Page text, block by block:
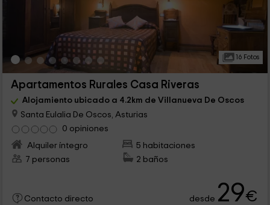
16 Fotos
Apartamentos Rurales Casa Riveras
Alojamiento ubicado a 4.2km de Villanueva De Oscos
Santa Eulalia De Oscos, Asturias
0 opiniones
Alquiler íntegro
5 habitaciones
7 personas
2 baños
Contacto directo
desde 29€